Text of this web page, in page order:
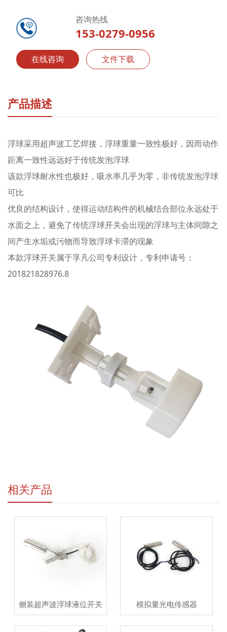
咨询热线
153-0279-0956
在线咨询 文件下载
产品描述
浮球采用超声波工艺焊接，浮球重量一致性极好，因而动作
距离一致性远远好于传统发泡浮球
该款浮球耐水性也极好，吸水率几乎为零，非传统发泡浮球
可比
优良的结构设计，使得运动结构件的机械结合部位永远处于
水面之上，避免了传统浮球开关会出现的浮球与主体间隙之
间产生水垢或污物而导致浮球卡滞的现象
本款浮球开关属于孚凡公司专利设计，专利申请号：
201821828976.8
相关产品
侧装超声波浮球液位开关 模拟量光电传感器